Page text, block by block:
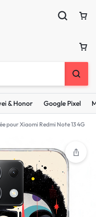
& Honor Google Pixel
pour Xiaomi Redmi Note 13 4G